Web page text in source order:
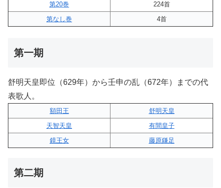
第20巻
224首
第なし巻
4首
第一期
舒明天皇即位（629年）から壬申の乱（672年）までの代
表歌人。
額田王
舒明天皇
天智天皇
有間皇子
鏡王女
藤原鎌足
第二期